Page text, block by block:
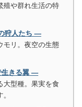
殖や群れ生活の特
狩人たち ―
モリ。夜空の生態
生きる翼 ―
大型種。果実を食